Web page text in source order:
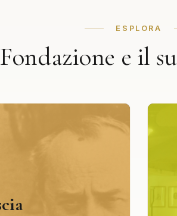
ESPLORA
e il